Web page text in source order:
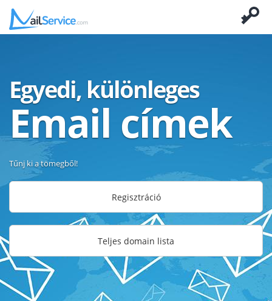
Egyedi, különleges
Email címek
Tűnj ki a tömegből!
Regisztráció
Teljes domain lista